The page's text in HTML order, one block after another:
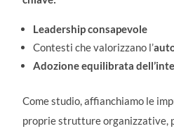
Leadership consapevole
Contesti che valorizzano l’
Adozione equilibrata
Come studio, affianchiamo le
proprie strutture organizzative,